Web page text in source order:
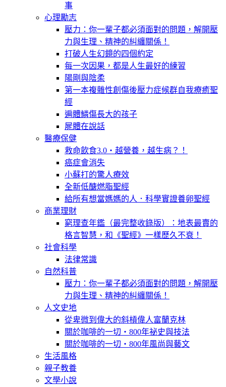
事
心理勵志
壓力：你一輩子都必須面對的問題，解開壓
力與生理、精神的糾纏關係！
打破人生幻鏡的四個約定
每一次因果，都是人生最好的練習
陽剛與陰柔
第一本複雜性創傷後壓力症候群自我療癒聖
經
遍體鱗傷長大的孩子
屍體在說話
醫療保健
救命飲食3.0‧越營養，越生病？！
癌症會消失
小蘇打的驚人療效
全新低醣燃脂聖經
給所有想當媽媽的人．科學實證養卵聖經
商業理財
窮理查年鑑（最完整收錄版）：地表最賣的
格言智慧，和《聖經》一樣歷久不衰！
社會科學
法律常識
自然科普
壓力：你一輩子都必須面對的問題，解開壓
力與生理、精神的糾纏關係！
人文史地
從卑微到偉大的斜槓偉人富蘭克林
關於咖啡的一切‧800年祕史與技法
關於咖啡的一切‧800年風尚與藝文
生活風格
親子教養
文學小說